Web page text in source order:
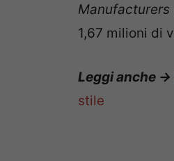
Manufacturers
1,67 milioni di
Leggi anche ->
stile